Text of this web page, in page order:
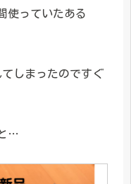
使っていたある
しまったのですぐ
…